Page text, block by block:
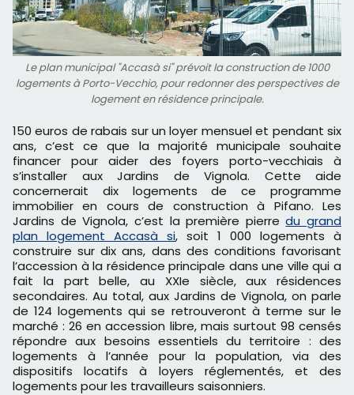
Le plan municipal "Accasà si" prévoit la construction de 1000
logements à Porto-Vecchio, pour redonner des perspectives de
logement en résidence principale.
150 euros de rabais sur un loyer mensuel et pendant six
ans, c’est ce que la majorité municipale souhaite
financer pour aider des foyers porto-vecchiais à
s’installer aux Jardins de Vignola. Cette aide
concernerait dix logements de ce programme
immobilier en cours de construction à Pifano. Les
Jardins de Vignola, c’est la première pierredu grand
plan logement Accasà si, soit 1 000 logements à
construire sur dix ans, dans des conditions favorisant
l’accession à la résidence principale dans une ville qui a
fait la part belle, au XXIe siècle, aux résidences
secondaires. Au total, aux Jardins de Vignola, on parle
de 124 logements qui se retrouveront à terme sur le
marché : 26 en accession libre, mais surtout 98 censés
répondre aux besoins essentiels du territoire : des
logements à l’année pour la population, via des
dispositifs locatifs à loyers réglementés, et des
logements pour les travailleurs saisonniers.